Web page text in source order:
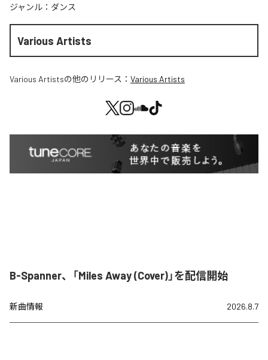
ジャンル： ダンス
Various Artists
Various Artistsの他のリリース： Various Artists
B-Spanner、「Miles Away (Cover)」を配信開始
新曲情報 2026.8.7